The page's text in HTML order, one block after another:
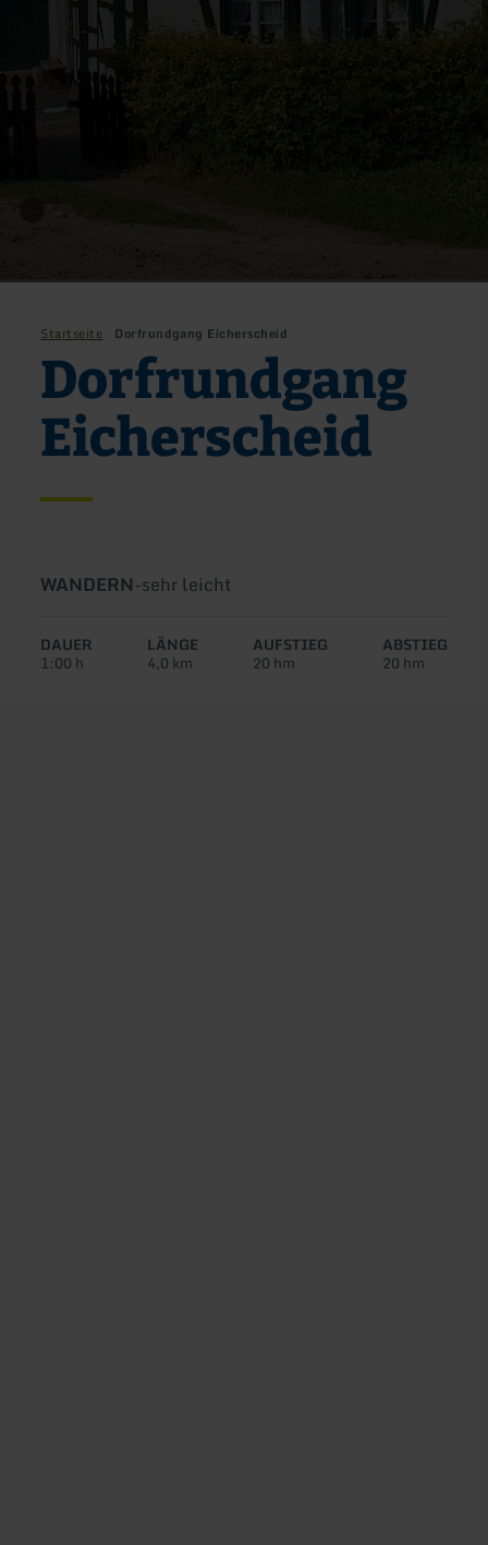
Startseite Dorfrundgang Eicherscheid
Dorfrundgang
Eicherscheid
Art
Tour:
WANDERN-Schwierigkeit:
sehr leicht
DAUER
1:00 h
LÄNGE
4,0 km
AUFSTIEG
20 hm
ABSTIEG
20 hm